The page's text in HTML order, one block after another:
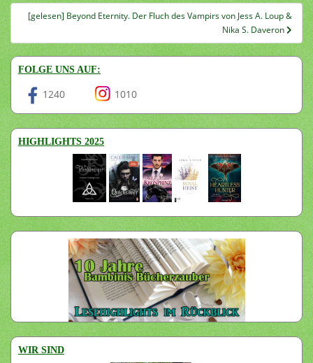
[gelesen] Beyond Eternity. Der Fluch des Vampirs von Jess A. Loup &
Nika S. Daveron
FOLGE UNS AUF:
1240 1010
HIGHLIGHTS 2025
WIR SIND